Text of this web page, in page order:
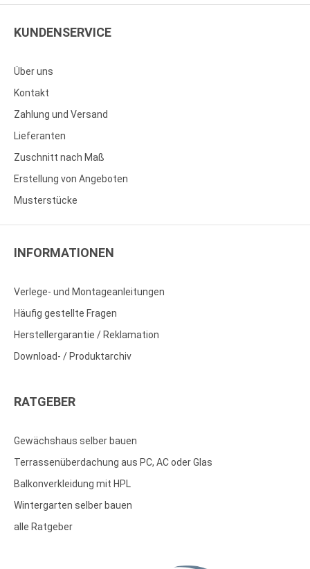
KUNDENSERVICE
Über uns
Kontakt
Zahlung und Versand
Lieferanten
Zuschnitt nach Maß
Erstellung von Angeboten
Musterstücke
INFORMATIONEN
Verlege- und Montageanleitungen
Häufig gestellte Fragen
Herstellergarantie / Reklamation
Download- / Produktarchiv
RATGEBER
Gewächshaus selber bauen
Terrassenüberdachung aus PC, AC oder Glas
Balkonverkleidung mit HPL
Wintergarten selber bauen
alle Ratgeber